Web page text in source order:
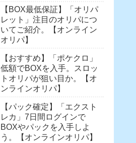
【BOX最低保証】「オリパ
レット」注目のオリパにつ
いてご紹介。【オンライン
オリパ】
【おすすめ】「ポケクロ」
低額でBOXを入手。スロッ
トオリパが狙い目か。【オ
ンラインオリパ】
【パック確定】「エクスト
レカ」7日間ログインで
BOXやパックを入手しよ
う。【オンラインオリパ】